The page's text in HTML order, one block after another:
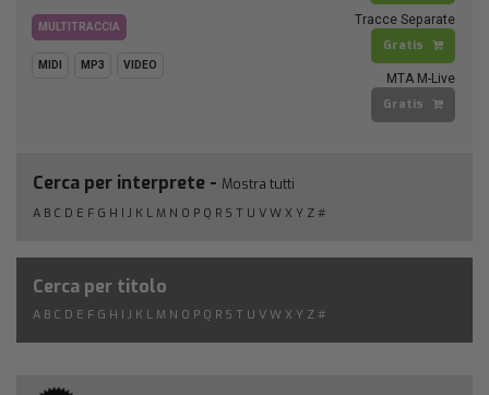
MULTITRACCIA
MIDI MP3 VIDEO
Tracce Separate
Gratis
MTA M-Live
Gratis
Cerca per interprete - Mostra tutti
A B C D E F G H I J K L M N O P Q R S T U V W X Y Z #
Cerca per titolo
A B C D E F G H I J K L M N O P Q R S T U V W X Y Z #